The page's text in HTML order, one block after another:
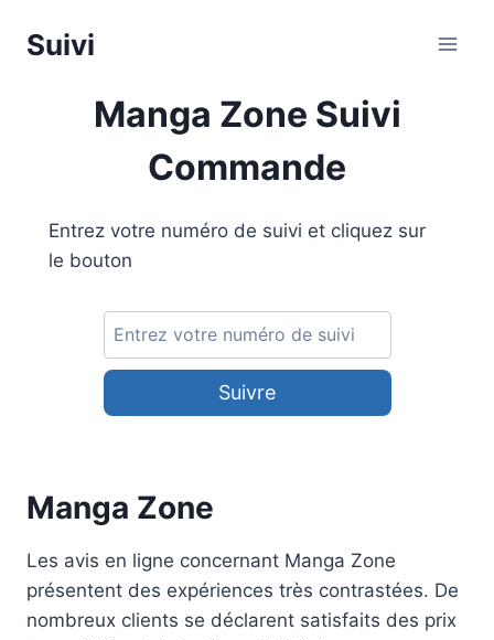
Suivi
Manga Zone Suivi
Commande
Entrez votre numéro de suivi et cliquez sur
le bouton
Suivre
Manga Zone
Les avis en ligne concernant Manga Zone
présentent des expériences très contrastées. De
nombreux clients se déclarent satisfaits des prix